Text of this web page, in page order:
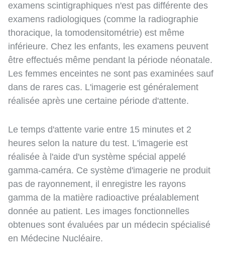
examens scintigraphiques n'est pas différente des
examens radiologiques (comme la radiographie
thoracique, la tomodensitométrie) est même
inférieure. Chez les enfants, les examens peuvent
être effectués même pendant la période néonatale.
Les femmes enceintes ne sont pas examinées sauf
dans de rares cas. L'imagerie est généralement
réalisée après une certaine période d'attente.
Le temps d'attente varie entre 15 minutes et 2
heures selon la nature du test. L'imagerie est
réalisée à l'aide d'un système spécial appelé
gamma-caméra. Ce système d'imagerie ne produit
pas de rayonnement, il enregistre les rayons
gamma de la matière radioactive préalablement
donnée au patient. Les images fonctionnelles
obtenues sont évaluées par un médecin spécialisé
en Médecine Nucléaire.